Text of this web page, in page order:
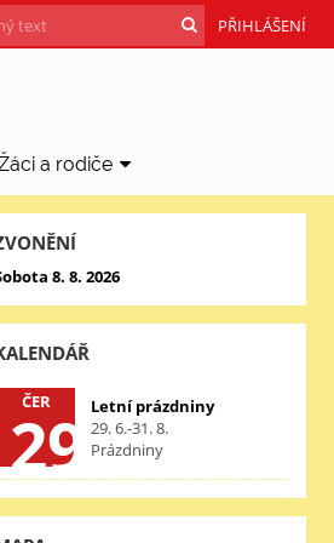
PŘIHLÁŠENÍ
a rodiče
8. 8. 2026
ČER
29
Letní prázdniny
29. 6.-31. 8.
Prázdniny